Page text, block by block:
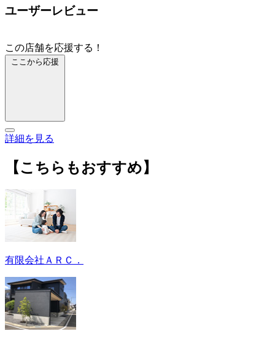
ユーザーレビュー
この店舗を応援する！
ここから応援
詳細を見る
【こちらもおすすめ】
有限会社ＡＲＣ．